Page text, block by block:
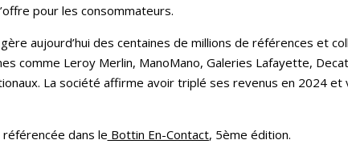
pour les consommateurs.
aujourd’hui des centaines de millions de références et
comme Leroy Merlin, ManoMano, Galeries Lafayette,
La société affirme avoir triplé ses revenus en 2024 et
référencée dans le Bottin En-Contact, 5ème édition.